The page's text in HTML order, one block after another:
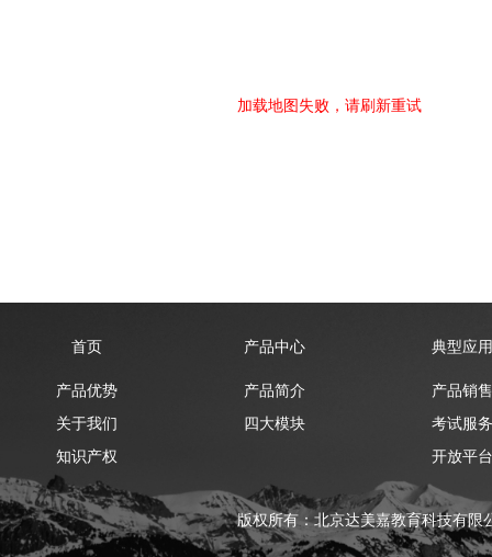
加载地图失败，请刷新重试
首页
产品优势
关于我们
知识产权
产品中心
产品简介
四大模块
典型应用
产品销售
考试服务
开放平台
版权所有：北京达美嘉教育科技有限